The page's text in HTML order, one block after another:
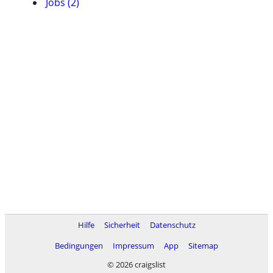
Hilfe Sicherheit
Datenschutz
Bedingungen
Impressum App
Sitemap
© 2026 craigslist